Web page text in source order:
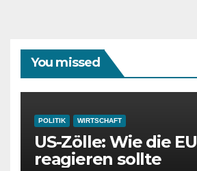
You missed
POLITIK WIRTSCHAFT
US-Zölle: Wie die EU
reagieren sollte